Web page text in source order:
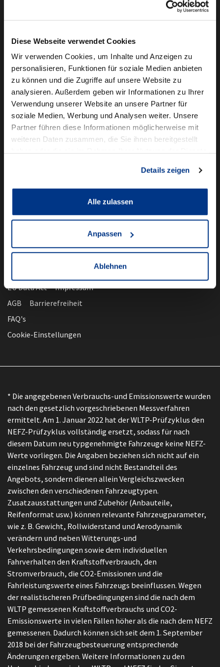
Diese Webseite verwendet Cookies
Wir verwenden Cookies, um Inhalte und Anzeigen zu
personalisieren, Funktionen für soziale Medien anbieten
zu können und die Zugriffe auf unsere Website zu
analysieren. Außerdem geben wir Informationen zu Ihrer
Verwendung unserer Website an unsere Partner für
soziale Medien, Werbung und Analysen weiter. Unsere
Partner führen diese Informationen möglicherweise mit
weiteren Daten zusammen, die Sie ihnen bereitgestellt
Details zeigen
Alle zulassen
Anpassen
Ablehnen
Online-Terminbuchung
Für Geschäftskunden
Audi Business
BMW Geschäftskunden
Volkswagen Professional Class
Autowelt Schmidt
News & Events
Ausbildung
EU Data Act
Impressum
AGB
Barrierefreiheit
FAQ's
Cookie-Einstellungen
* Die angegebenen Verbrauchs-und Emissionswerte wurden
nach den gesetzlich vorgeschriebenen Messverfahren
ermittelt. Am 1. Januar 2022 hat der WLTP-Prüfzyklus den
NEFZ-Prüfzyklus vollständig ersetzt, sodass für nach
diesem Datum neu typgenehmigte Fahrzeuge keine NEFZ-
Werte vorliegen. Die Angaben beziehen sich nicht auf ein
einzelnes Fahrzeug und sind nicht Bestandteil des
Angebots, sondern dienen allein Vergleichszwecken
zwischen den verschiedenen Fahrzeugtypen.
Zusatzausstattungen und Zubehör (Anbauteile,
Reifenformat usw.) können relevante Fahrzeugparameter,
wie z. B. Gewicht, Rollwiderstand und Aerodynamik
verändern und neben Witterungs-und
Verkehrsbedingungen sowie dem individuellen
Fahrverhalten den Kraftstoffverbrauch, den
Stromverbrauch, die CO2-Emissionen und die
Fahrleistungswerte eines Fahrzeugs beeinflussen. Wegen
der realistischeren Prüfbedingungen sind die nach dem
WLTP gemessenen Kraftstoffverbrauchs und CO2-
Emissionswerte in vielen Fällen höher als die nach dem NEFZ
gemessenen. Dadurch können sich seit dem 1. September
2018 bei der Fahrzeugbesteuerung entsprechende
Änderungen ergeben. Weitere Informationen zu den